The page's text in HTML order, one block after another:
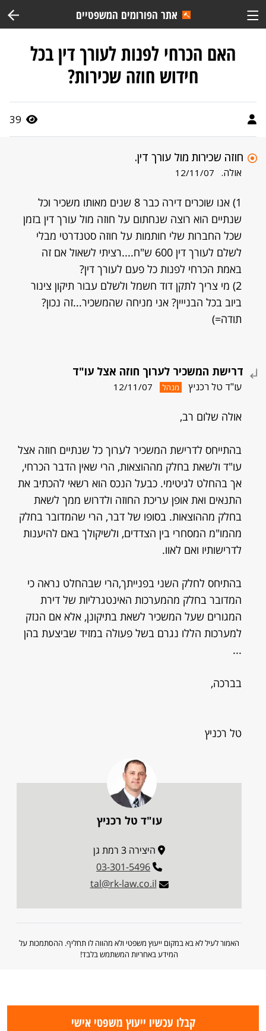
אתר הפורומים המשפטיים
האם הכרחי לפנות לעורך דין בכל
חידוש חוזה שכירות?
39
חוזה שכירות מול עורך דין.
אולה. 12/11/07
1) אנו שוכרים דירה כבר 8 שנים מאותו משכיר וכל
שנתיים הוא רוצה שנחתום על חוזה מול עורך דין בזמן
שכל החברות שלי חותמות על חוזה סטנדרטי מבלי
לשלם לעורך דין 600 ש"ח....רציתי לשאול אם זה
באמת הכרחי לפנות כל פעם לעורך דין?
2) מי צריך לתקן דוד חשמל ולשלם עבור תיקון צינור
ביוב בכל הבנייין? אני מניחה שהמשכיר...זה נכון?
תודה=)
דרישת המשכיר לערוך חוזה אצל עו"ד
עו"ד טל רכניץ מנהל 12/11/07
אולה שלום רב,
בהתייחס לדרישת המשכיר לערוך כל שנתיים חוזה אצל
עו"ד ולשאת בחלק מההוצאות, הרי שאין הדבר הכרחי,
אך בהחלט לגיטימי. כבעל הנכס הוא רשאי להכתיב את
התנאים ואת אופן עריכת החוזה ולדרוש ממך לשאת
בחלק מההוצאות. בסופו של דבר, הרי שהמדובר בחלק
מהמו"מ המסחרי בין הצדדים, ולשיקולך באם להיענות
לדרישותיו ואם לאוו.
בהתיחס לחלק השני בפנייתך,הרי שבהחלט נראה כי
המדובר בחלק מהמערכות האינטגרליות של דירת
המגורים שעל המשכיר לשאת בתיקונן, אלא אם הנזק
למערכות הללו נגרם בשל פעולה במזיד שביצעת בהן
...
בברכה,
טל רכניץ
עו"ד טל רכניץ
היצירה 3 רמת גן
03-301-5496
tal@rk-law.co.il
האמור לעיל לא בא במקום ייעוץ משפטי ולא מהווה לו תחליף. ההסתמכות על
המידע באחריות המשתמש בלבד!
קבלו עכשיו ייעוץ משפטי אישי